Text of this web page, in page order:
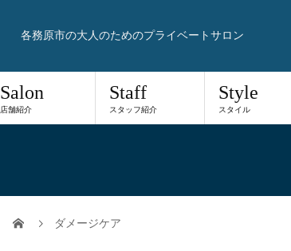
各務原市の大人のためのプライベートサロン
Salon
店舗紹介
Staff
スタッフ紹介
Style
スタイル
ダメージケア